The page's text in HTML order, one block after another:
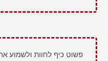
פשוט כיף לחוות ולשמוע